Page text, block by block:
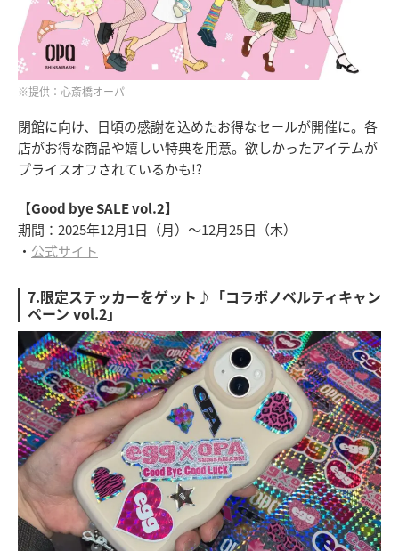
※提供：心斎橋オーパ
閉館に向け、日頃の感謝を込めたお得なセールが開催に。各
店がお得な商品や嬉しい特典を用意。欲しかったアイテムが
プライスオフされているかも!?
【Good bye SALE vol.2】
期間：2025年12月1日（月）～12月25日（木）
・ 公式サイト
7.限定ステッカーをゲット♪「コラボノベルティキャン
ペーン vol.2」